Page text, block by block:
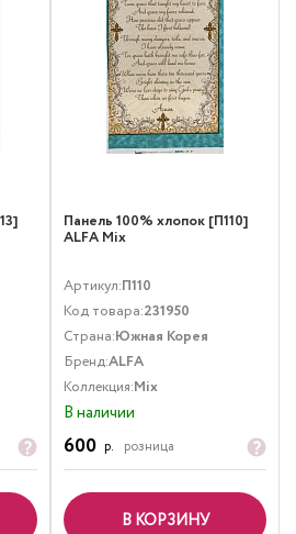
Панель 100% хлопок [П110]
ALFA Mix
Артикул:П110
Код товара:231950
Страна:Южная Корея
Бренд:ALFA
Коллекция:Mix
В наличии
600 р. розница
В КОРЗИНУ